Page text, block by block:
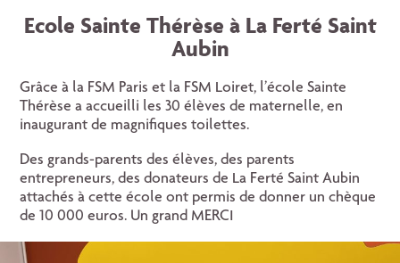
Ecole Sainte Thérèse à La Ferté Saint
Aubin
Grâce à la FSM Paris et la FSM Loiret, l’école Sainte
Thérèse a accueilli les 30 élèves de maternelle, en
inaugurant de magnifiques toilettes.
Des grands-parents des élèves, des parents
entrepreneurs, des donateurs de La Ferté Saint Aubin
attachés à cette école ont permis de donner un chèque
de 10 000 euros. Un grand MERCI